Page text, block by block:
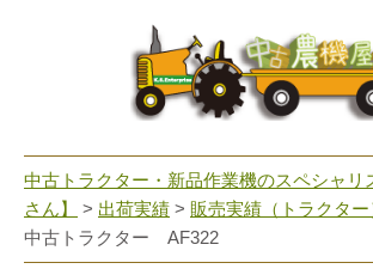
navigation
中古トラクター・新品作業機のスペシャリ
さん】
> 出荷実績 > 販売実績（トラクター
中古トラクター AF322